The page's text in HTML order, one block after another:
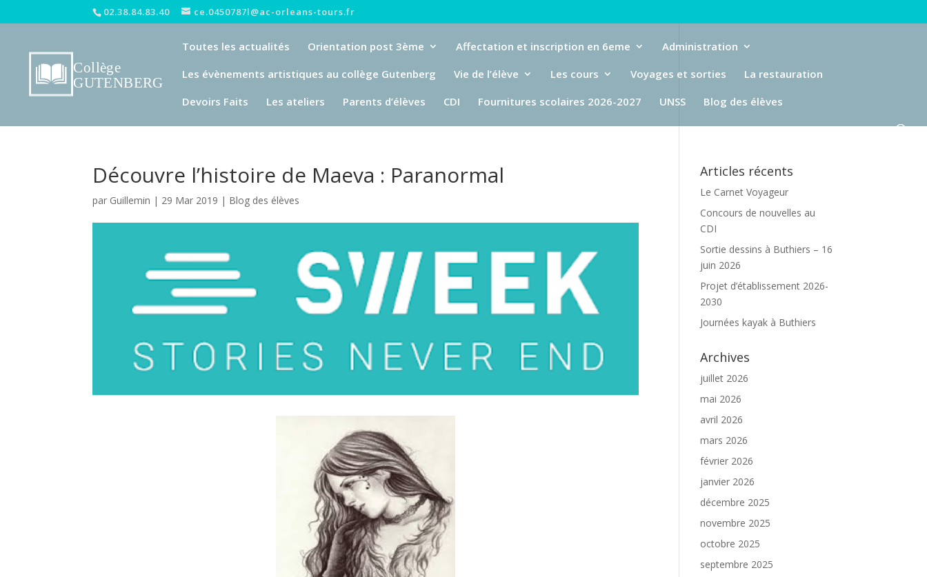
02.38.84.83.40 ce.0450787l@ac-orleans-tours.fr
Toutes les actualités Orientation post 3ème Affectation et inscription en 6eme
Administration
Les évènements artistiques au collège Gutenberg
Vie de l’élève Les cours Voyages et sorties
La restauration
Devoirs Faits
Les ateliers Parents d’élèves CDI Fournitures scolaires 2026-2027 UNSS Blog des élèves
Découvre l’histoire de Maeva : Paranormal
par Guillemin | 29 Mar 2019 | Blog des élèves
Articles récents
Le Carnet Voyageur
Concours de nouvelles au
CDI
Sortie dessins à Buthiers – 16
juin 2026
Projet d’établissement 2026-
2030
Journées kayak à Buthiers
Archives
juillet 2026
mai 2026
avril 2026
mars 2026
février 2026
janvier 2026
décembre 2025
novembre 2025
octobre 2025
septembre 2025